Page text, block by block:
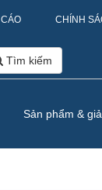
CHÍNH
Tìm kiếm
Sản phẩm &